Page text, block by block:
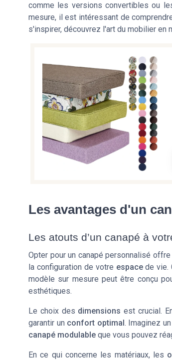
comme les versions convertibles ou
mesure, il est intéressant de
s'inspirer, découvrez l'art du mobilier en
Les avantages d'un
Les atouts d’un canapé à
Opter pour un canapé personnalisé
la configuration de votre espacede vie.
modèle sur mesure peut être conçu
esthétiques.
Le choix des dimensions est crucial.
garantir un confort optimal. Imaginez un
canapé modulable que vous pouvez
En ce qui concerne les matériaux, les